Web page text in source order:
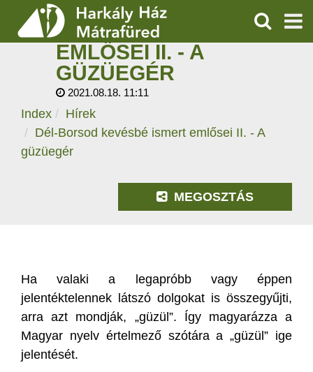
SZOLGÁLTATÁSOK
PROGRAMOK
HÍREK
KERESÉS
DÉL-BORSOD
KEVÉSBÉ ISMERT
EMLŐSEI II. - A
GÜZÜEGÉR
2021.08.18. 11:11
Index
Hírek
Dél-Borsod kevésbé ismert emlősei II. - A
güzüegér
MEGOSZTÁS
Ha valaki a legapróbb vagy éppen
jelentéktelennek látszó dolgokat is összegyűjti,
arra azt mondják, „güzül”. Így magyarázza a
Magyar nyelv értelmező szótára a „güzül” ige
jelentését.